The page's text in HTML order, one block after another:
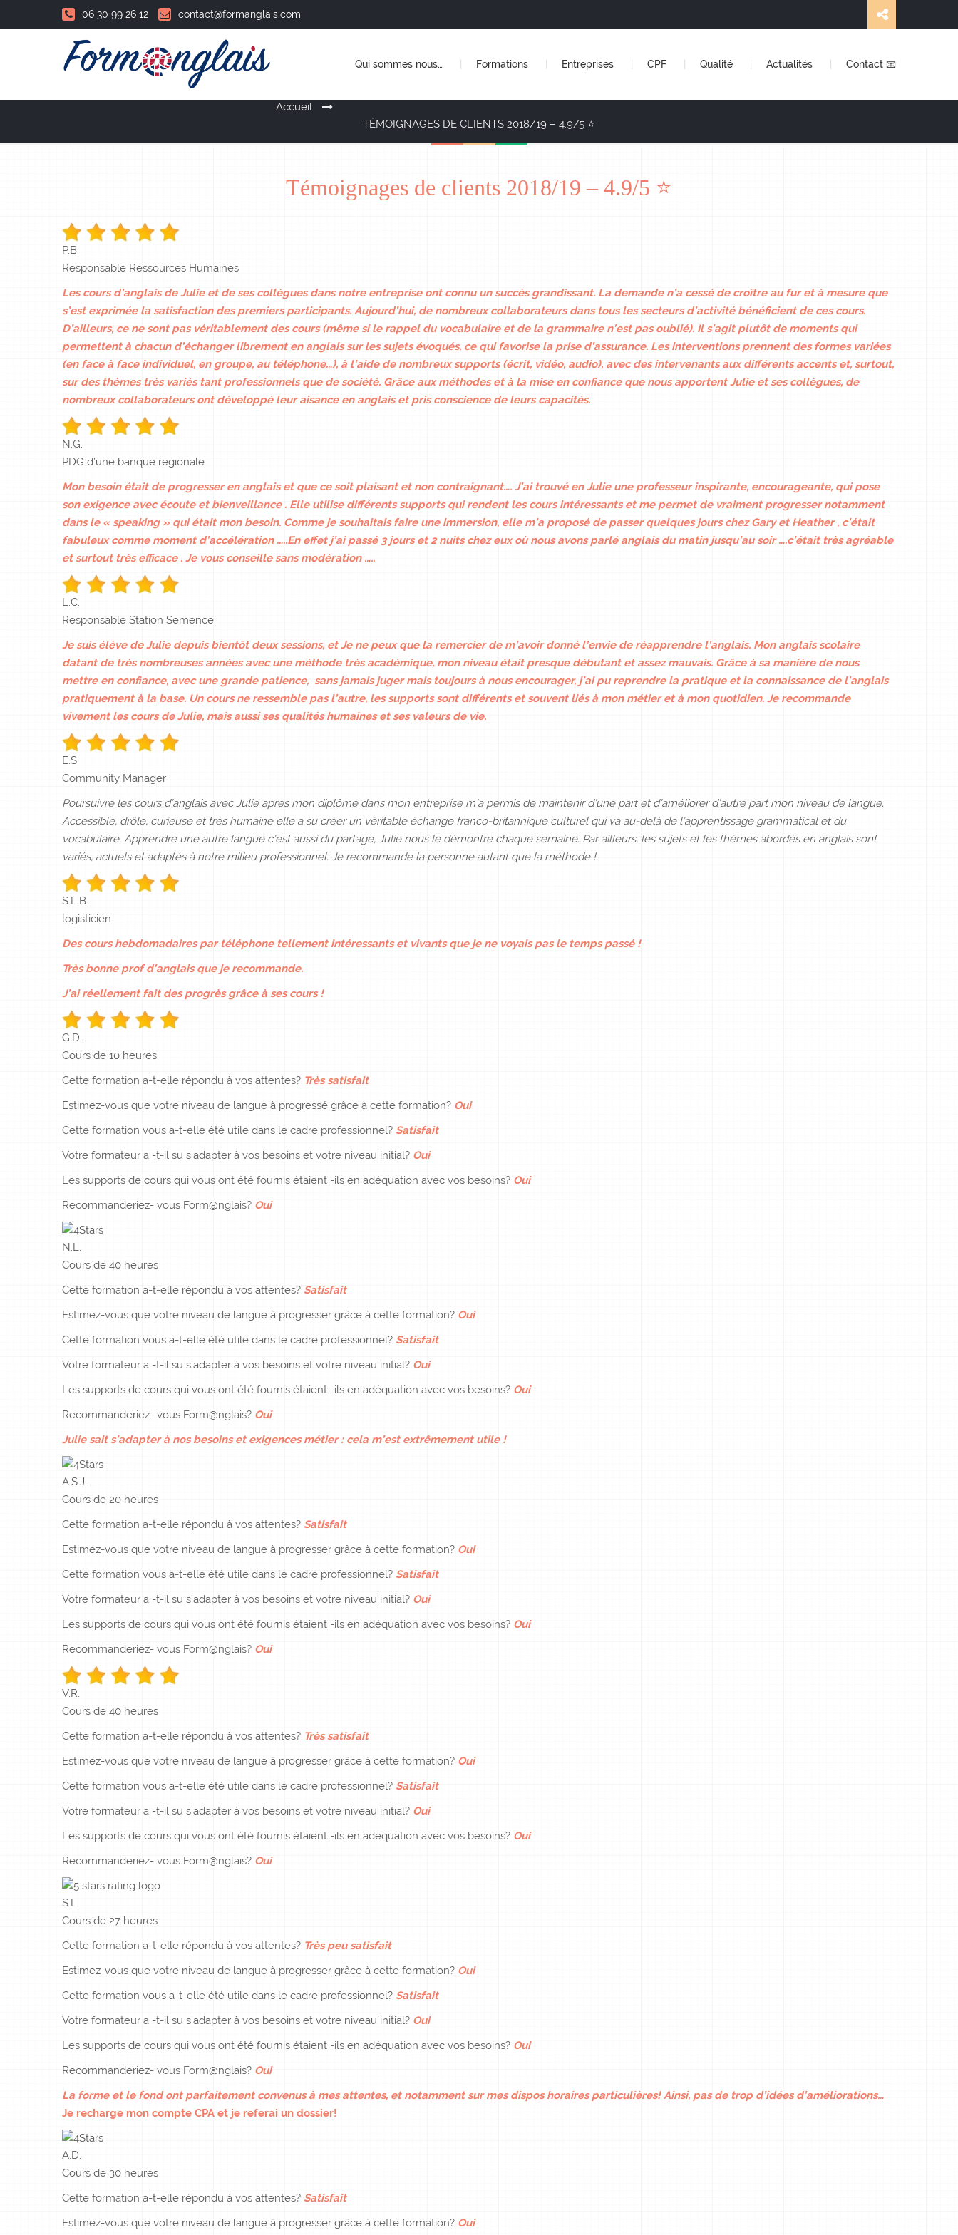
06 30 99 26 12 contact@formanglais.com
Qui sommes nous… Formations Entreprises CPF Qualité Actualités Contact 📧
Accueil
TÉMOIGNAGES DE CLIENTS 2018/19 – 4.9/5 ⭐
Témoignages de clients 2018/19 – 4.9/5 ⭐
P.B.
Responsable Ressources Humaines
Les cours d’anglais de Julie et de ses collègues dans notre entreprise ont connu un succès grandissant. La demande n’a cessé de croître au fur et à mesure que
s’est exprimée la satisfaction des premiers participants. Aujourd’hui, de nombreux collaborateurs dans tous les secteurs d’activité bénéficient de ces cours.
D’ailleurs, ce ne sont pas véritablement des cours (même si le rappel du vocabulaire et de la grammaire n’est pas oublié). Il s’agit plutôt de moments qui
permettent à chacun d’échanger librement en anglais sur les sujets évoqués, ce qui favorise la prise d’assurance. Les interventions prennent des formes variées
(en face à face individuel, en groupe, au téléphone…), à l’aide de nombreux supports (écrit, vidéo, audio), avec des intervenants aux différents accents et, surtout,
sur des thèmes très variés tant professionnels que de société. Grâce aux méthodes et à la mise en confiance que nous apportent Julie et ses collègues, de
nombreux collaborateurs ont développé leur aisance en anglais et pris conscience de leurs capacités.
N.G.
PDG d’une banque régionale
Mon besoin était de progresser en anglais et que ce soit plaisant et non contraignant…. J’ai trouvé en Julie une professeur inspirante, encourageante, qui pose
son exigence avec écoute et bienveillance . Elle utilise différents supports qui rendent les cours intéressants et me permet de vraiment progresser notamment
dans le « speaking » qui était mon besoin. Comme je souhaitais faire une immersion, elle m’a proposé de passer quelques jours chez Gary et Heather , c’était
fabuleux comme moment d’accélération …..En effet j’ai passé 3 jours et 2 nuits chez eux où nous avons parlé anglais du matin jusqu’au soir ….c’était très agréable
et surtout très efficace . Je vous conseille sans modération …..
L.C.
Responsable Station Semence
Je suis élève de Julie depuis bientôt deux sessions, et Je ne peux que la remercier de m’avoir donné l’envie de réapprendre l’anglais. Mon anglais scolaire
datant de très nombreuses années avec une méthode très académique, mon niveau était presque débutant et assez mauvais. Grâce à sa manière de nous
mettre en confiance, avec une grande patience, sans jamais juger mais toujours à nous encourager, j’ai pu reprendre la pratique et la connaissance de l’anglais
pratiquement à la base. Un cours ne ressemble pas l’autre, les supports sont différents et souvent liés à mon métier et à mon quotidien. Je recommande
vivement les cours de Julie, mais aussi ses qualités humaines et ses valeurs de vie.
E.S.
Community Manager
Poursuivre les cours d’anglais avec Julie après mon diplôme dans mon entreprise m’a permis de maintenir d’une part et d’améliorer d’autre part mon niveau de langue.
Accessible, drôle, curieuse et très humaine elle a su créer un véritable échange franco-britannique culturel qui va au-delà de l’apprentissage grammatical et du
vocabulaire. Apprendre une autre langue c’est aussi du partage, Julie nous le démontre chaque semaine. Par ailleurs, les sujets et les thèmes abordés en anglais sont
variés, actuels et adaptés à notre milieu professionnel. Je recommande la personne autant que la méthode !
S.L.B.
logisticien
Des cours hebdomadaires par téléphone tellement intéressants et vivants que je ne voyais pas le temps passé !
Très bonne prof d’anglais que je recommande.
J’ai réellement fait des progrès grâce à ses cours !
G.D.
Cours de 10 heures
Cette formation a-t-elle répondu à vos attentes? Très satisfait
Estimez-vous que votre niveau de langue à progressé grâce à cette formation? Oui
Cette formation vous a-t-elle été utile dans le cadre professionnel? Satisfait
Votre formateur a -t-il su s’adapter à vos besoins et votre niveau initial? Oui
Les supports de cours qui vous ont été fournis étaient -ils en adéquation avec vos besoins? Oui
Recommanderiez- vous Form@nglais? Oui
N.L.
Cours de 40 heures
Cette formation a-t-elle répondu à vos attentes? Satisfait
Estimez-vous que votre niveau de langue à progresser grâce à cette formation? Oui
Cette formation vous a-t-elle été utile dans le cadre professionnel? Satisfait
Votre formateur a -t-il su s’adapter à vos besoins et votre niveau initial? Oui
Les supports de cours qui vous ont été fournis étaient -ils en adéquation avec vos besoins? Oui
Recommanderiez- vous Form@nglais? Oui
Julie sait s’adapter à nos besoins et exigences métier : cela m’est extrêmement utile !
A.S.J.
Cours de 20 heures
Cette formation a-t-elle répondu à vos attentes? Satisfait
Estimez-vous que votre niveau de langue à progresser grâce à cette formation? Oui
Cette formation vous a-t-elle été utile dans le cadre professionnel? Satisfait
Votre formateur a -t-il su s’adapter à vos besoins et votre niveau initial? Oui
Les supports de cours qui vous ont été fournis étaient -ils en adéquation avec vos besoins? Oui
Recommanderiez- vous Form@nglais? Oui
V.R.
Cours de 40 heures
Cette formation a-t-elle répondu à vos attentes? Très satisfait
Estimez-vous que votre niveau de langue à progresser grâce à cette formation? Oui
Cette formation vous a-t-elle été utile dans le cadre professionnel? Satisfait
Votre formateur a -t-il su s’adapter à vos besoins et votre niveau initial? Oui
Les supports de cours qui vous ont été fournis étaient -ils en adéquation avec vos besoins? Oui
Recommanderiez- vous Form@nglais? Oui
S.L.
Cours de 27 heures
Cette formation a-t-elle répondu à vos attentes? Très peu satisfait
Estimez-vous que votre niveau de langue à progresser grâce à cette formation? Oui
Cette formation vous a-t-elle été utile dans le cadre professionnel? Satisfait
Votre formateur a -t-il su s’adapter à vos besoins et votre niveau initial? Oui
Les supports de cours qui vous ont été fournis étaient -ils en adéquation avec vos besoins? Oui
Recommanderiez- vous Form@nglais? Oui
La forme et le fond ont parfaitement convenus à mes attentes, et notamment sur mes dispos horaires particulières! Ainsi, pas de trop d’idées d’améliorations…
Je recharge mon compte CPA et je referai un dossier!
A.D.
Cours de 30 heures
Cette formation a-t-elle répondu à vos attentes? Satisfait
Estimez-vous que votre niveau de langue à progresser grâce à cette formation? Oui